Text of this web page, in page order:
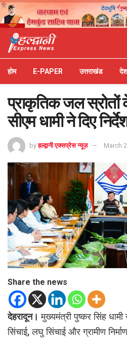
होम E-PAPER उत्तराखंड देश
प्राकृतिक जल स्रोतों
सीएम धामी ने दिए
by हल्द्वानी एक्सप्रेस न्यूज़ March
Share the news
देहरादून। मुख्यमंत्री पुष्कर सिंह
सिंचाई, लघु सिंचाई और ग्रामीण